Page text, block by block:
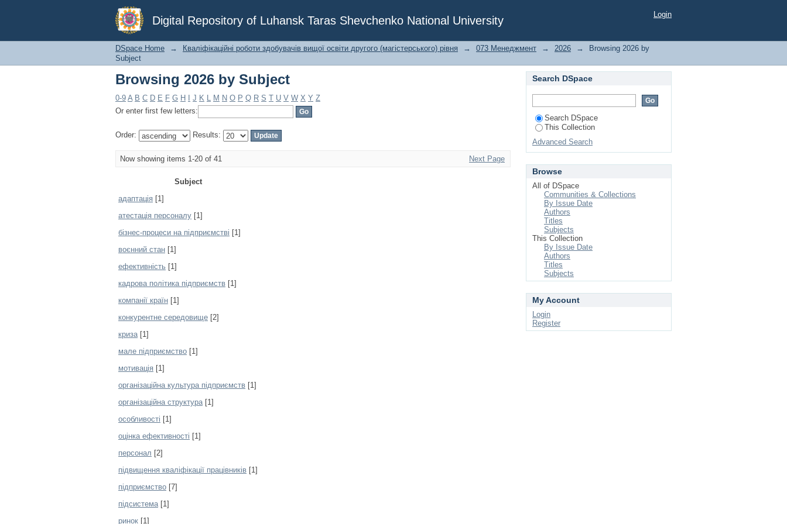
Digital Repository of Luhansk Taras Shevchenko National University
Browsing 2026 by Subject Login
DSpace Home → Кваліфікаційні роботи здобувачів вищої освіти другого (магістерського) рівня → 073 Менеджмент → 2026 →
Browsing 2026 by
Subject
Browsing 2026 by Subject
0-9 A B C D E F G H J K L M N O P Q R S T U V W X Y Z
Or enter first few letters:
Order: Results:
Now showing items 1-20 of 41 Next Page
Subject
адаптація [1]
атестація персоналу [1]
бізнес-процеси на підприємстві [1]
воєнний стан [1]
ефективність [1]
кадрова політика підприємств [1]
компанії країн [1]
конкурентне середовище [2]
криза[1]
мале підприємство [1]
мотивація [1]
організаційна культура підприємств [1]
організаційна структура[1]
особливості [1]
оцінка ефективності [1]
персонал [2]
підвищення кваліфікації працівників [1]
підприємство [7]
підсистема[1]
ринок [1]
Search DSpace
Search DSpace
This Collection
Advanced Search
Browse
All of DSpace
Communities & Collections
By Issue Date
Authors
Titles
Subjects
This Collection
By Issue Date
Authors
Titles
Subjects
My Account
Login
Register